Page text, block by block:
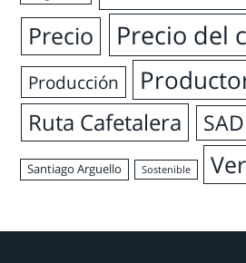
Precio Precio del
Producción
Ruta Cafetalera
Santiago Arguello Sostenible